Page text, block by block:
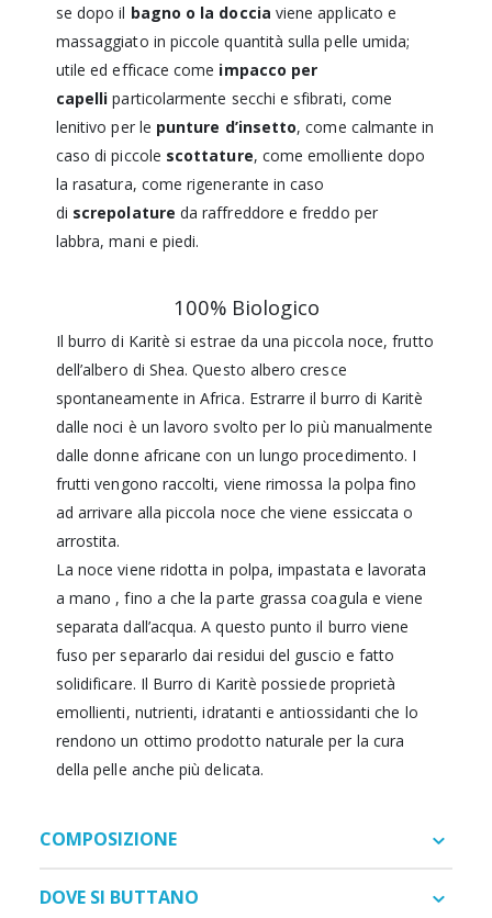
se dopo il bagno o la doccia viene applicato e
massaggiato in piccole quantità sulla pelle umida;
utile ed efficace come impacco per
capelli particolarmente secchi e sfibrati, come
lenitivo per le punture d’insetto, come calmante in
caso di piccole scottature, come emolliente dopo
la rasatura, come rigenerante in caso
di screpolature da raffreddore e freddo per
labbra, mani e piedi.
100% Biologico
Il burro di Karitè si estrae da una piccola noce, frutto
dell’albero di Shea. Questo albero cresce
spontaneamente in Africa. Estrarre il burro di Karitè
dalle noci è un lavoro svolto per lo più manualmente
dalle donne africane con un lungo procedimento. I
frutti vengono raccolti, viene rimossa la polpa fino
ad arrivare alla piccola noce che viene essiccata o
arrostita.
La noce viene ridotta in polpa, impastata e lavorata
a mano , fino a che la parte grassa coagula e viene
separata dall’acqua. A questo punto il burro viene
fuso per separarlo dai residui del guscio e fatto
solidificare. Il Burro di Karitè possiede proprietà
emollienti, nutrienti, idratanti e antiossidanti che lo
rendono un ottimo prodotto naturale per la cura
della pelle anche più delicata.
COMPOSIZIONE
DOVE SI BUTTANO